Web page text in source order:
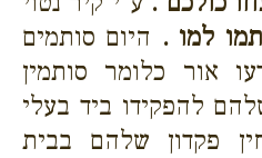
למו . היום סותמים
אור כלומר סותמין
להפקידו ביד בעלי
פקדון שלהם בבית